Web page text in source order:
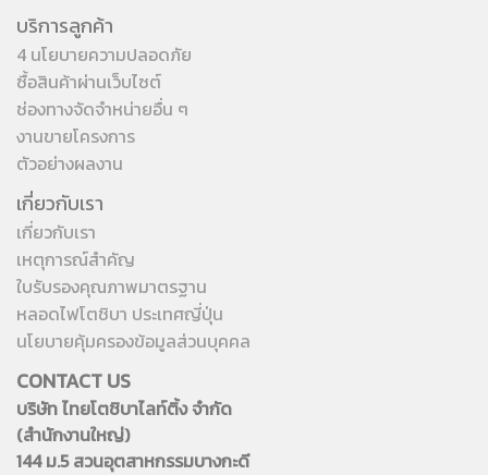
บริการลูกค้า
4 นโยบายความปลอดภัย
ซื้อสินค้าผ่านเว็บไซต์
ช่องทางจัดจำหน่ายอื่น ๆ
งานขายโครงการ
ตัวอย่างผลงาน
เกี่ยวกับเรา
เกี่ยวกับเรา
เหตุการณ์สำคัญ
ใบรับรองคุณภาพมาตรฐาน
หลอดไฟโตชิบา ประเทศญี่ปุ่น
นโยบายคุ้มครองข้อมูลส่วนบุคคล
CONTACT US
บริษัท ไทยโตชิบาไลท์ติ้ง จำกัด
(สำนักงานใหญ่)
144 ม.5 สวนอุตสาหกรรมบางกะดี